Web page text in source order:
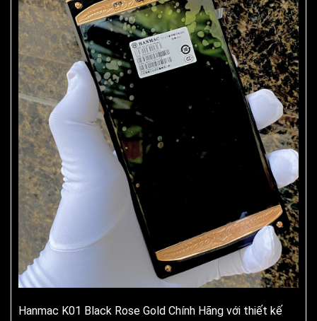
Hanmac K01 Black Rose Gold Chính Hãng với thiết kế